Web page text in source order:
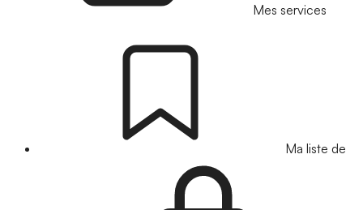
Mes services
Ma liste de